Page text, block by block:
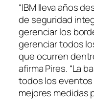
“IBM lleva años
de seguridad
gerenciar los
gerenciar todos
que ocurren
afirma Pires. “La
todos los eventos
mejores medidas